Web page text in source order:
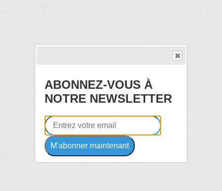
ABONNEZ-VOUS À
NOTRE NEWSLETTER
M'abonner maintenant